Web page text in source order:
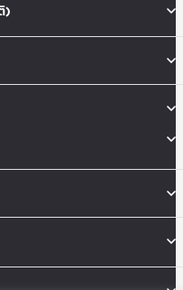
)